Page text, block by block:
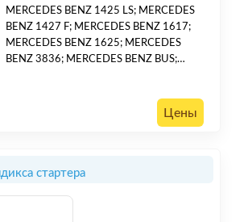
MERCEDES BENZ 1425 LS; MERCEDES
BENZ 1427 F; MERCEDES BENZ 1617;
MERCEDES BENZ 1625; MERCEDES
BENZ 3836; MERCEDES BENZ BUS;
DAEWOO SOLAR D2366T 1996-;Цены
стартера